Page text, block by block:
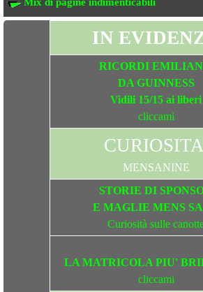
Mix di pagine indimenticabili
IN
RICORDI
DA GUINNESS
Vidili 15/15 ai liberi
cliccami
MENSANINE
STORIE DI
E MAGLIE MENS
Curiosità sulle
LA MATRICOLA PIU'
cliccami